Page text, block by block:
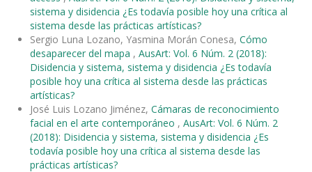
sistema y disidencia ¿Es todavía posible hoy una crítica al
sistema desde las prácticas artísticas?
Sergio Luna Lozano, Yasmina Morán Conesa, Cómo
desaparecer del mapa , AusArt: Vol. 6 Núm. 2 (2018):
Disidencia y sistema, sistema y disidencia ¿Es todavía
posible hoy una crítica al sistema desde las prácticas
artísticas?
José Luis Lozano Jiménez, Cámaras de reconocimiento
facial en el arte contemporáneo , AusArt: Vol. 6 Núm. 2
(2018): Disidencia y sistema, sistema y disidencia ¿Es
todavía posible hoy una crítica al sistema desde las
prácticas artísticas?